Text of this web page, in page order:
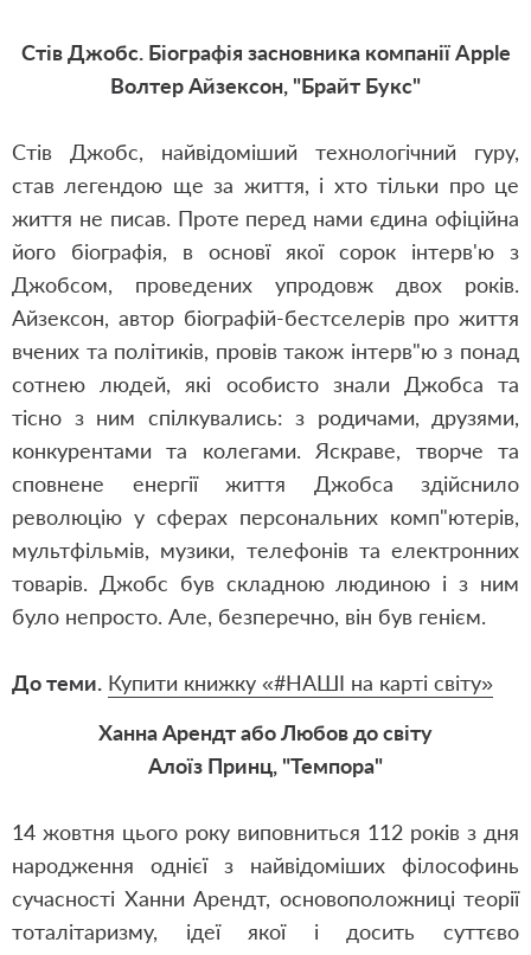
Стів Джобс. Біографія засновника компанії Apple
Волтер Айзексон, "Брайт Букс"
Стів Джобс, найвідоміший технологічний гуру,
став легендою ще за життя, і хто тільки про це
життя не писав. Проте перед нами єдина офіційна
його біографія, в основї якої сорок інтерв'ю з
Джобсом, проведених упродовж двох років.
Айзексон, автор біографій-бестселерів про життя
вчених та політиків, провів також інтерв"ю з понад
сотнею людей, які особисто знали Джобса та
тісно з ним спілкувались: з родичами, друзями,
конкурентами та колегами. Яскраве, творче та
сповнене енергії життя Джобса здійснило
революцію у сферах персональних комп"ютерів,
мультфільмів, музики, телефонів та електронних
товарів. Джобс був складною людиною і з ним
було непросто. Але, безперечно, він був генієм.
До теми. Купити книжку «#НАШІ на карті світу»
Ханна Арендт або Любов до світу
Алоїз Принц, "Темпора"
14 жовтня цього року виповниться 112 років з дня
народження однієї з найвідоміших філософинь
сучасності Ханни Арендт, основоположниці теорії
тоталітаризму, ідеї якої і досить суттєво